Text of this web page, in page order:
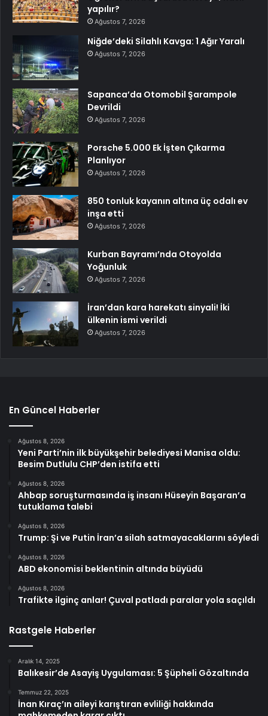
yapılır?
Ağustos 7, 2026
Niğde’deki Silahlı Kavga: 1 Ağır Yaralı
Ağustos 7, 2026
Sapanca’da Otomobil Şarampole
Devrildi
Ağustos 7, 2026
Porsche 5.000 Ek İşten Çıkarma
Planlıyor
Ağustos 7, 2026
850 tonluk kayanın altına üç odalı ev
inşa etti
Ağustos 7, 2026
Kurban Bayramı’nda Otoyolda
Yoğunluk
Ağustos 7, 2026
İran’dan kara harekatı sinyali! İki
ülkenin ismi verildi
Ağustos 7, 2026
En Güncel Haberler
Ağustos 8, 2026
Yeni Parti’nin ilk büyükşehir belediyesi Manisa oldu:
Besim Dutlulu CHP’den istifa etti
Ağustos 8, 2026
Ahbap soruşturmasında iş insanı Hüseyin Başaran’a
tutuklama talebi
Ağustos 8, 2026
Trump: Şi ve Putin İran’a silah satmayacaklarını söyledi
Ağustos 8, 2026
ABD ekonomisi beklentinin altında büyüdü
Ağustos 8, 2026
Trafikte ilginç anlar! Çuval patladı paralar yola saçıldı
Rastgele Haberler
Aralık 14, 2025
Balıkesir’de Asayiş Uygulaması: 5 Şüpheli Gözaltında
Temmuz 22, 2025
İnan Kıraç’ın aileyi karıştıran evliliği hakkında